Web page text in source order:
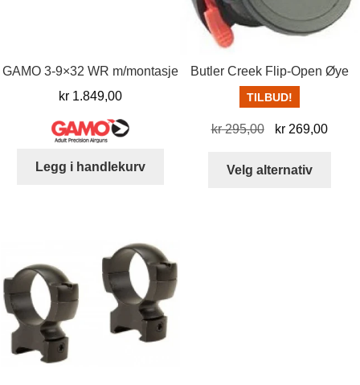
GAMO 3-9×32 WR m/montasje
kr 1.849,00
Legg i handlekurv
Butler Creek Flip-Open Øye
TILBUD!
kr295,00
Opprinnelig
var:
kr 269,00
Velg alternativ